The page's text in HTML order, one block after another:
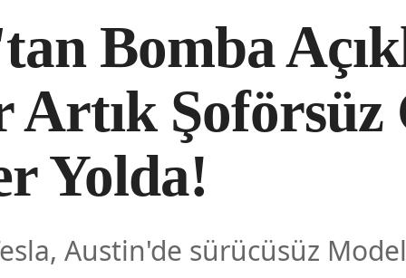
Bomba
Şoförsüz
Yolda!
Austin'de sürücüsüz